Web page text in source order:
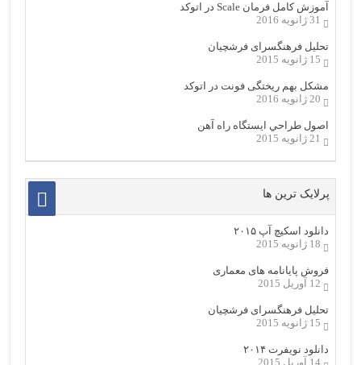
آموزش کامل فرمان Scale در اتوکد
31 ژانویه 2016
تحلیل فرهنگسرای فرشچیان
15 ژانویه 2015
مشکل بهم ریختگی فونت در اتوکد
20 ژانویه 2016
اصول طراحي ایستگاه راه آهن
21 ژانویه 2015
پرلایک ترین ها
دانلود اسکیچ آپ ۲۰۱۵
18 ژانویه 2015
فروش پایانامه های معماری
12 آوریل 2015
تحلیل فرهنگسرای فرشچیان
15 ژانویه 2015
دانلود نویفرت ۲۰۱۴
14 آوریل 2015